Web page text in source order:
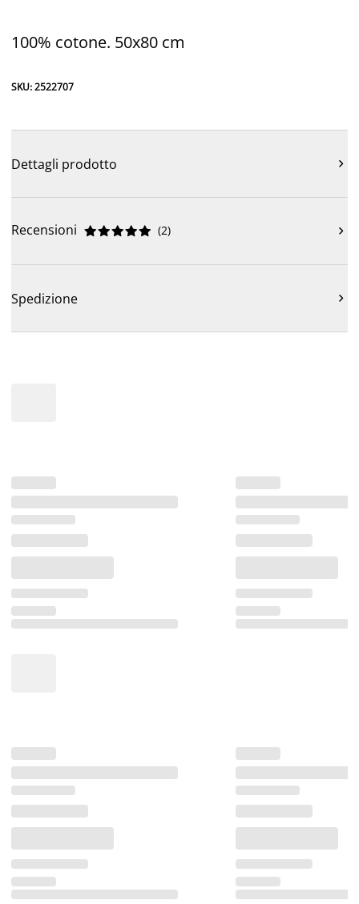
100% cotone. 50x80 cm
SKU: 2522707
Dettagli prodotto 
Recensioni 




 (2) 
Spedizione 